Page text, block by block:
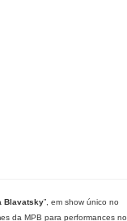
Blavatsky”, em show único no
da MPB para performances no